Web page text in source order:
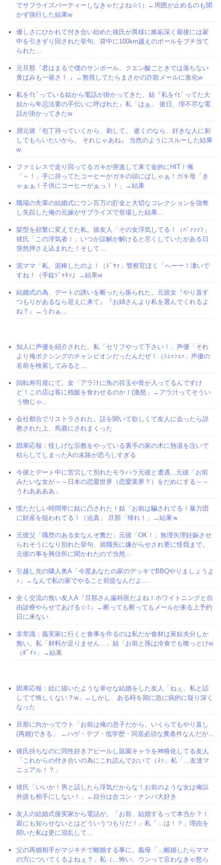
でサプライズパーティーしなきゃだよね☆ﾐ）←周囲が止めるのも聞
かず強行した結果w
優しさにひかれて付き合い始めた彼氏が異様に嫉妬深く最後には家
中を引きずり回された挙句、背中に100km越えのボールをブチ当て
られた…
元旦那『君はまるで僕のサンポール。クエン酸ごときでは落ちない
黄ばみも一発さ！ 』←無視してたらまさかの詐欺メールに進化w
私をｲﾋﾞっている姑から電話が掛かってきた。姑『私をｲﾋﾞってた大
姑から年忌法要の手伝いに呼ばれた』私「はぁ」 後日、理不尽な電
話が掛かってきたw
屑元彼『包丁持っていくから、刺して。 逝くのなら、好きな人に刺
してもらいたいから。 それじゃあね』 当然のようにスルーした結果
w
ファミレスで走り回ってるガキが突進して来て金的にHIT！俺
「～！」手に持ってたコーヒーがガキの頭にばしゃぁ！ガキ母「き
ゃぁぁ！子供にコーヒーがぁっ！！」→結果
職場の先輩の結婚式にウン百万の貯金と大切なコレクションを強奪
し失踪した俺の元嫁がサプライズで登場した結果...
髪型を頻繁に変えてた私。彼友人「その女浮気してる！（ﾊﾞｧｧｧﾝ」
彼氏「この浮気者！」いつか誤解が解けると尽くしていたがある日
突然押さえ込まれた！そして…
泥ママ「私、泥棒したのよ！（ﾄﾞﾔｧ」警察官ぼく「へーー！凄いで
すね！（手錠ｼﾞｬｷｯ」→結果w
結婚式の為、デートの誘いを断ったら振られた。元彼女『やり直す
つもりがあるなら迎えに来て』『お姉さんより私を選んでくれるよ
ね？』←うわぁ…
知人に声優を紹介された。私「セリフやって下さい！」声優「それ
より俺ボクシングのチャンピオンだったんだぜ！（ｼｭｯｼｭｯ」声優の
名前を検索してみると…
回転寿司屋にて。女「アラ汁に魚の目玉や骨が入ってるんですけ
ど！この店は客に残飯を食わせるのか！(激怒」←アラ汁ってそうい
う物じゃ…
会社都合でリストラされた。話を聞いて欲しくて友人に会ったら説
教された上、馬鹿にされまくった
因果応報：怪しげな宗教をやっている裏手の家の木に熱湯を注いで
枯らしてしまったAの末路が恐ろしすぎる
今彼とデート中に苦労して別れたモラハラ元彼と遭遇...元彼「お前
みたいな女が～～日本の恋愛世界（恋愛業界？）をだめにする～～
うわああああ」
慌ただしい時間帯に姑に凸された！姑「お前は騙されてる！暴力団
に財産を狙われてる！（迫真」 旦那「帰れ！」→結果ｗ
元彼父「職歴のある女なんぞ糞だ」元彼「OK！」無理矢理妊娠させ
られそうになり別れた挙句、就職先に嫌がらせされ更に怪我まで。
元彼の事を興信所に聞かれたので当然…
引越し先の隣人奥A「今度あなたの家のデッキでBBQやりましょうよ
♪」←なんで私の家でやること前提なんだよ…
全く交流の無い友人A『旦那さん歯科医だよね！ホワイトニングと自
由診療やらせてあげる☆ﾐ』←断っても断ってもメールが来る上予約
日に来ない
非常識：義実家に行くと食事を作るのは私だが食材は舅姑夫分しか
無い。私「材料が足りません…」姑「お前と孫は冷食でも喰っとけw
（ﾎﾟｲｯ」→結果
因果応報：絵に描いたような幸せな結婚をした友人「ねぇ、私と話
してて悔しくない？w」←しかし、ある時を期に急に病的に疑り深く
なった
旦那に向かってウト「お前は俺の息子だから、いくらでもやり直し
(再婚)できる」 ←ハゲ・デブ・低学歴・同居必須な糞条件なんだが...
彼氏持ちなのに同性好きアピールし鼠園キャラを神格化してる友人
「これからの付き合いの為にこれ読んでおいて（ｽｯ」私「…友達マ
ニュアル！？」
彼氏「いいか！男と話したら浮気だからな！お前のような女は俺以
外誰も相手にしない！」←自分は合コン・ナンパ大好き
友人の結婚式後実家から電話が。「お前、結婚するって本当か？！
親にも知らせないとはどういうつもりだ！」私「…は！？」理由を
聞いた私は更に混乱して...
父の再婚相手がマジキチで離婚する事に。義母「…離婚したらママ
の方についてくるよねぇ？」私（…怖い。ウンって言わなきゃ怒ら